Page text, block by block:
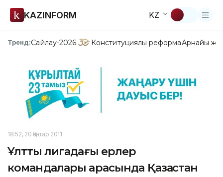
KAZINFORM KZ
Тренд:Сайлау-2026 Конституциялық реформаАрнайы
18:52, 20 Қаңтар 2011
Ұлттық лигадағы ерлер
командалары арасында Қазақстан